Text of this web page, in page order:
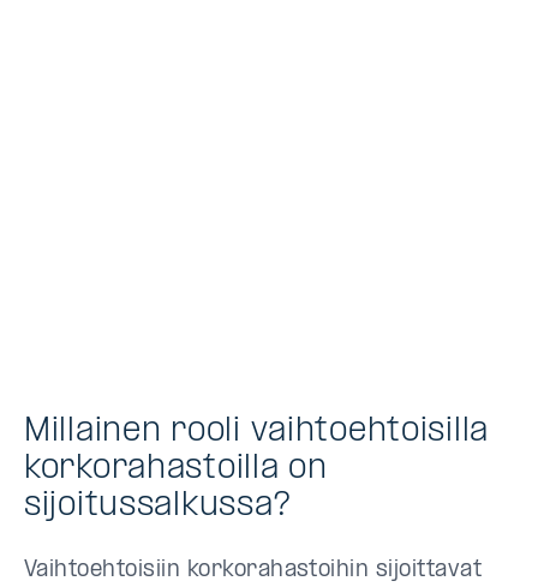
Millainen rooli vaihtoehtoisilla
korkorahastoilla on
sijoitussalkussa?
Vaihtoehtoisiin korkorahastoihin sijoittavat